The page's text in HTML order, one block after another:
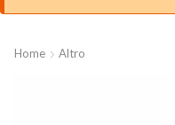
Home Altro